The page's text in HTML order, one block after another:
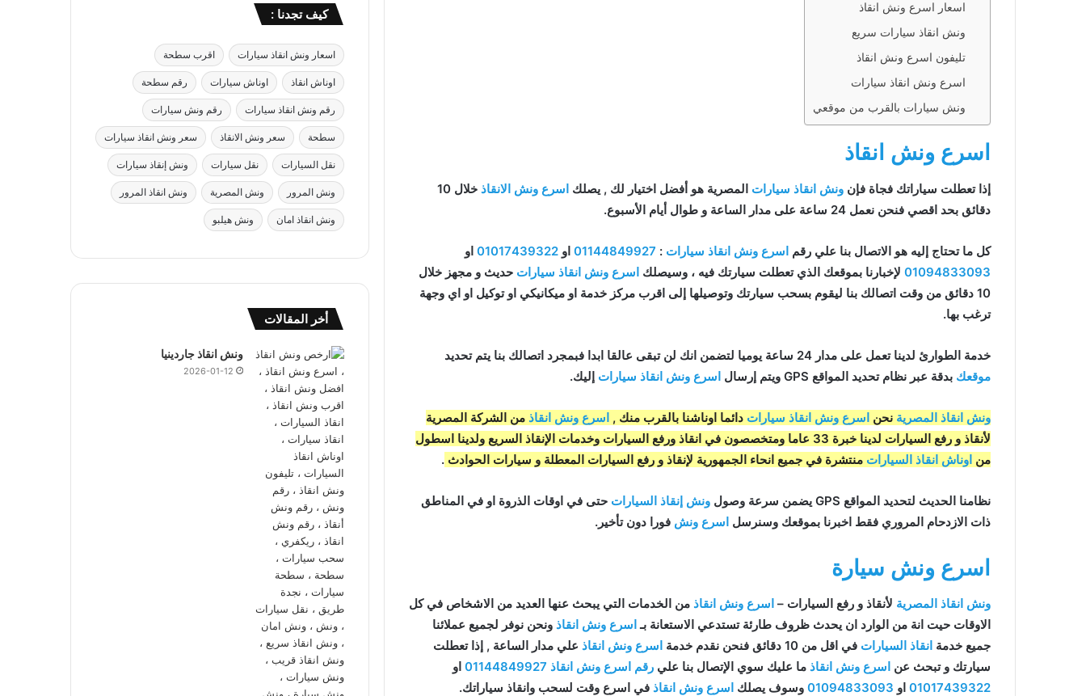
اسعار اسرع ونش انقاذ
ونش انقاذ سيارات سريع
تليفون اسرع ونش انقاذ
اسرع ونش انقاذ سيارات
ونش سيارات بالقرب من موقعي
اسرع ونش انقاذ
إذا تعطلت سياراتك فجاة فإن ونش انقاذ سيارات المصرية هو أفضل اختيار لك , يصلك اسرع ونش الانقاذ
خلال 10
دقائق بحد اقصي فنحن نعمل 24 ساعة على مدار الساعة و طوال أيام الأسبوع.
كل ما تحتاج إليه هو الاتصال بنا علي رقم اسرع ونش انقاذ سيارات :
01144849927 او 01017439322 او
01094833093 لإخبارنا بموقعك الذي تعطلت سيارتك فيه ، وسيصلك اسرع ونش انقاذ سيارات حديث و مجهز خلال
10 دقائق من وقت اتصالك بنا ليقوم بسحب سيارتك وتوصيلها إلى اقرب مركز خدمة او ميكانيكي او توكيل او اي وجهة
ترغب بها.
خدمة الطوارئ لدينا تعمل على مدار 24 ساعة يوميا لتضمن انك لن تبقى عالقا ابدا فبمجرد اتصالك بنا يتم تحديد
موقعك بدقة عبر نظام تحديد المواقع GPS ويتم إرسال اسرع ونش انقاذ سيارات إليك.
ونش انقاذ المصرية نحن اسرع ونش انقاذ سيارات دائما اوناشنا بالقرب منك , اسرع ونش انقاذ من الشركة المصرية
لأنقاذ و رفع السيارات لدينا خبرة 33 عاما ومتخصصون في انقاذ ورفع السيارات وخدمات الإنقاذ السريع ولدينا اسطول
من اوناش انقاذ السيارات منتشرة في جميع انحاء الجمهورية لإنقاذ و رفع السيارات المعطلة و سيارات الحوادث .
نظامنا الحديث لتحديد المواقع GPS يضمن سرعة وصول ونش إنقاذ السيارات حتى في اوقات الذروة او في المناطق
ذات الازدحام المروري فقط اخبرنا بموقعك وسنرسل اسرع ونش فورا دون تأخير.
اسرع ونش سيارة
ونش انقاذ المصرية لأنقاذ و رفع السيارات – اسرع ونش انقاذ من الخدمات التي يبحث عنها العديد من الاشخاص في كل
الاوقات حيت انة من الوارد ان يحدث ظروف طارئة تستدعي الاستعانة بـاسرع ونش انقاذ ونحن نوفر لجميع عملائنا
جميع خدمة انقاذ السيارات في اقل من 10 دقائق فنحن نقدم خدمة اسرع ونش انقاذ علي مدار الساعة , إذا تعطلت
سيارتك و تبحث عن اسرع ونش انقاذ ما عليك سوي الإتصال بنا علي رقم اسرع ونش انقاذ 01144849927 او
01017439322 او 01094833093 وسوف يصلك اسرع ونش انقاذ في اسرع وقت لسحب وانقاذ سياراتك.
كيف تجدنا :
اسعار ونش انقاذ سيارات اقرب سطحة
اوناش انقاذ اوناش سيارات رقم سطحة
رقم ونش انقاذ سيارات رقم ونش سيارات
سطحة سعر ونش الانقاذ سعر ونش انقاذ سيارات
نقل السيارات نقل سيارات ونش إنقاذ سيارات
ونش المرور ونش المصرية ونش انقاذ المرور
ونش انقاذ امان ونش هيلبو
أخر المقالات
ونش انقاذ جاردينيا
2026-01-12